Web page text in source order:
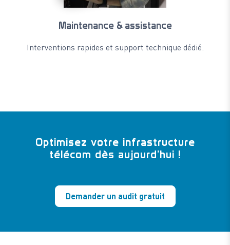
Maintenance & assistance
Interventions rapides et support technique dédié.
Optimisez votre infrastructure
télécom dès aujourd’hui !
Demander un audit gratuit